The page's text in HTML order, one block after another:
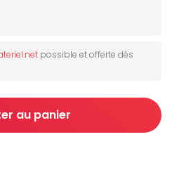
possible et offerte dès
au panier